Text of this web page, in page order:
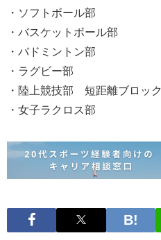
・ソフトボール部
・バスケットボール部
・バドミントン部
・ラグビー部
・陸上競技部 短距離ブロック
・女子ラクロス部